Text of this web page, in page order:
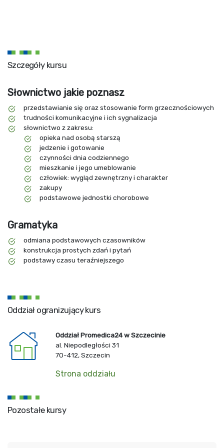
Szczegóły kursu
Słownictwo jakie poznasz
przedstawianie się oraz stosowanie form grzecznościowych
trudności komunikacyjne i ich sygnalizacja
słownictwo z zakresu:
opieka nad osobą starszą
jedzenie i gotowanie
czynności dnia codziennego
mieszkanie i jego umeblowanie
człowiek: wygląd zewnętrzny i charakter
zakupy
podstawowe jednostki chorobowe
Gramatyka
odmiana podstawowych czasowników
konstrukcja prostych zdań i pytań
podstawy czasu teraźniejszego
Oddział ogranizujący kurs
Oddział Promedica24 w Szczecinie
al. Niepodległości 31
70-412, Szczecin
Strona oddziału
Pozostałe kursy